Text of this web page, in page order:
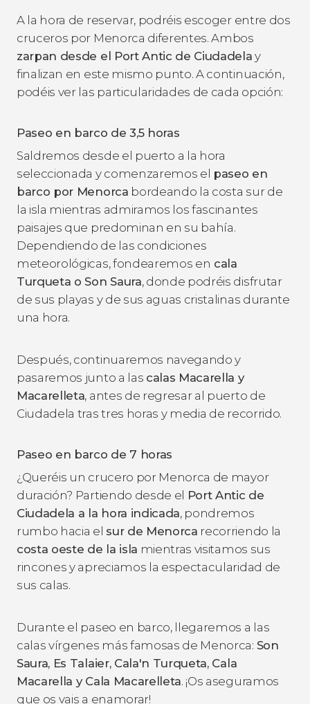
A la hora de reservar, podréis escoger entre dos
cruceros por Menorca diferentes. Ambos
zarpan desde el Port Antic de Ciudadela y
finalizan en este mismo punto. A continuación,
podéis ver las particularidades de cada opción:
Paseo en barco de 3,5 horas
Saldremos desde el puerto a la hora
seleccionada y comenzaremos el paseo en
barco por Menorca bordeando la costa sur de
la isla mientras admiramos los fascinantes
paisajes que predominan en su bahía.
Dependiendo de las condiciones
meteorológicas, fondearemos en cala
Turqueta o Son Saura, donde podréis disfrutar
de sus playas y de sus aguas cristalinas durante
una hora.
Después, continuaremos navegando y
pasaremos junto a las calas Macarella y
Macarelleta, antes de regresar al puerto de
Ciudadela tras tres horas y media de recorrido.
Paseo en barco de 7 horas
¿Queréis un crucero por Menorca de mayor
duración? Partiendo desde el Port Antic de
Ciudadela a la hora indicada, pondremos
rumbo hacia el sur de Menorca recorriendo la
costa oeste de la isla mientras visitamos sus
rincones y apreciamos la espectacularidad de
sus calas.
Durante el paseo en barco, llegaremos a las
calas vírgenes más famosas de Menorca: Son
Saura, Es Talaier, Cala'n Turqueta, Cala
Macarella y Cala Macarelleta. ¡Os aseguramos
que os vais a enamorar!